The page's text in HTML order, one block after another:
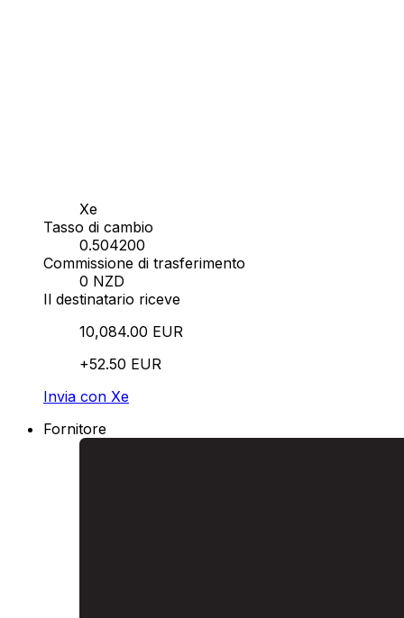
Xe
Tasso di cambio
0.504200
Commissione di trasferimento
0 NZD
Il destinatario riceve
10,084.00 EUR
+52.50 EUR
Invia con Xe
Fornitore